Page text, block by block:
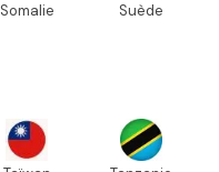
Somalie Suède